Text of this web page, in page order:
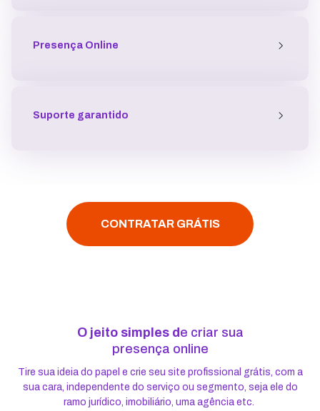
Presença Online
Suporte garantido
CONTRATAR GRÁTIS
O jeito simples d e criar sua
presença online
Tire sua ideia do papel e crie seu site profissional grátis, com a
sua cara, independente do serviço ou segmento, seja ele do
ramo jurídico, imobiliário, uma agência etc.